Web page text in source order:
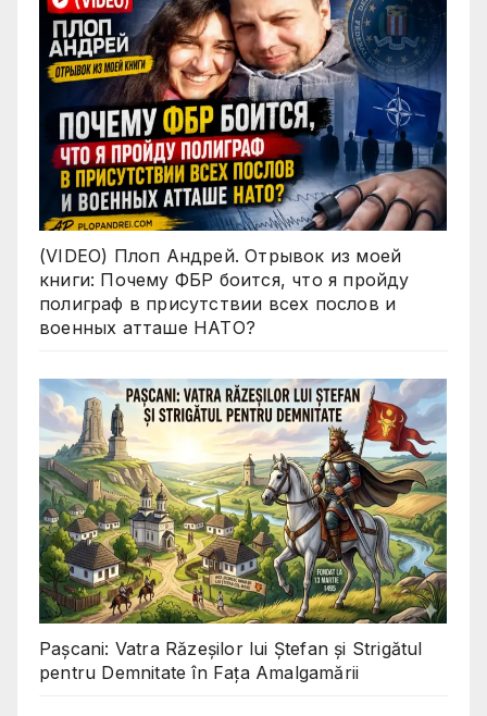
(VIDEO) Плоп Андрей. Отрывок из моей
книги: Почему ФБР боится, что я пройду
полиграф в присутствии всех послов и
военных атташе НАТО?
Pașcani: Vatra Răzeșilor lui Ștefan și Strigătul
pentru Demnitate în Fața Amalgamării